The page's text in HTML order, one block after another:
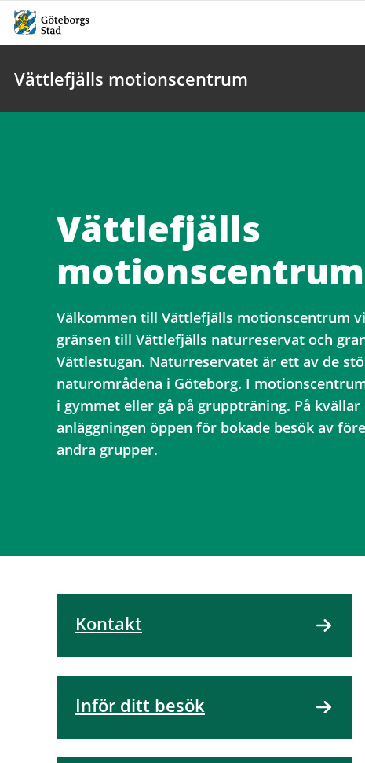
Vättlefjälls motionscentrum
Vättlefjälls
motionscentrum
Välkommen till Vättlefjälls motionscentrum
gränsen till Vättlefjälls naturreservat och
Vättlestugan. Naturreservatet är ett av de
naturområdena i Göteborg. I
i gymmet eller gå på gruppträning. På
anläggningen öppen för bokade besök av
andra grupper.
Kontakt
Inför ditt besök